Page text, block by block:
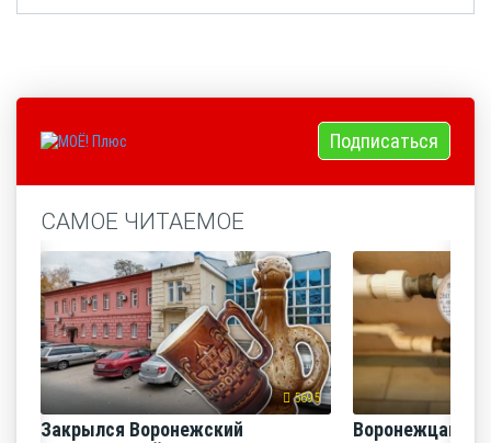
Подписаться
САМОЕ ЧИТАЕМОЕ
5695
Закрылся Воронежский
Воронежцам